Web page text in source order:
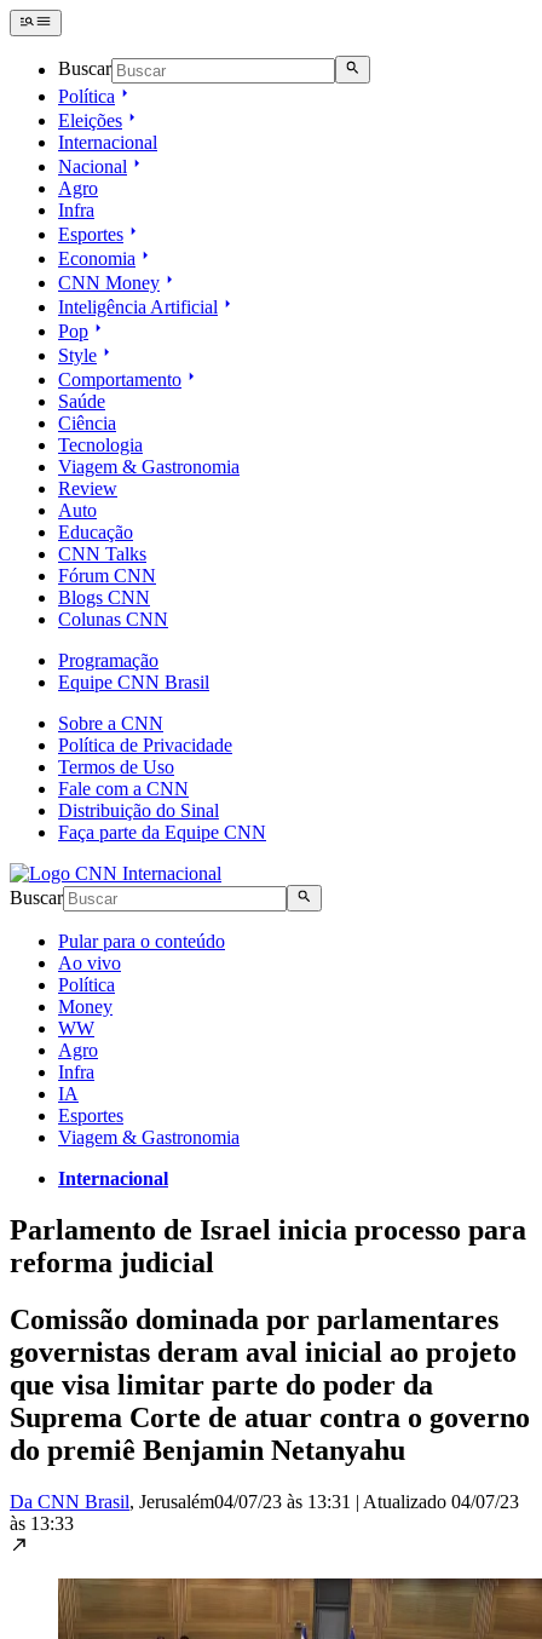
Buscar
Política
Eleições
Internacional
Nacional
Agro
Infra
Esportes
Economia
CNN Money
Inteligência Artificial
Pop
Style
Comportamento
Saúde
Ciência
Tecnologia
Viagem & Gastronomia
Review
Auto
Educação
CNN Talks
Fórum CNN
Blogs CNN
Colunas CNN
Programação
Equipe CNN Brasil
Sobre a CNN
Política de Privacidade
Termos de Uso
Fale com a CNN
Distribuição do Sinal
Faça parte da Equipe CNN
Buscar
Pular para o conteúdo
Ao vivo
Política
Money
WW
Agro
Infra
IA
Esportes
Viagem & Gastronomia
Internacional
Parlamento de Israel inicia processo para
reforma judicial
Comissão dominada por parlamentares
governistas deram aval inicial ao projeto
que visa limitar parte do poder da
Suprema Corte de atuar contra o governo
do premiê Benjamin Netanyahu
Da CNN Brasil, Jerusalém04/07/23 às 13:31 | Atualizado 04/07/23
às 13:33